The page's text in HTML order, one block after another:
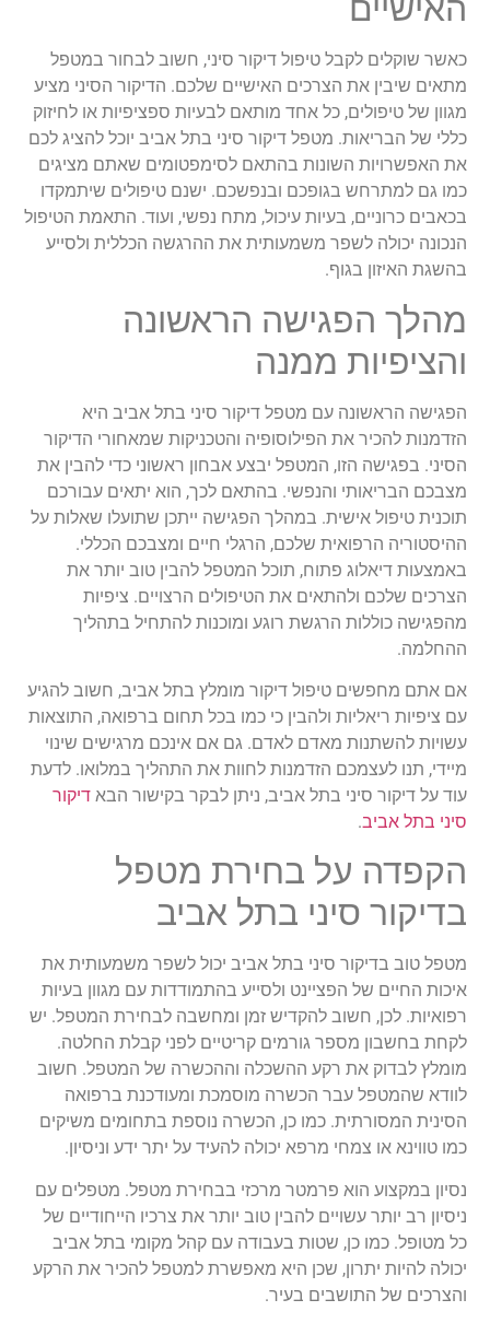
האישיים
כאשר שוקלים לקבל טיפול דיקור סיני, חשוב לבחור במטפל
מתאים שיבין את הצרכים האישיים שלכם. הדיקור הסיני מציע
מגוון של טיפולים, כל אחד מותאם לבעיות ספציפיות או לחיזוק
כללי של הבריאות. מטפל דיקור סיני בתל אביב יוכל להציג לכם
את האפשרויות השונות בהתאם לסימפטומים שאתם מציגים
כמו גם למתרחש בגופכם ובנפשכם. ישנם טיפולים שיתמקדו
בכאבים כרוניים, בעיות עיכול, מתח נפשי, ועוד. התאמת הטיפול
הנכונה יכולה לשפר משמעותית את ההרגשה הכללית ולסייע
בהשגת האיזון בגוף.
מהלך הפגישה הראשונה
והציפיות ממנה
הפגישה הראשונה עם מטפל דיקור סיני בתל אביב היא
הזדמנות להכיר את הפילוסופיה והטכניקות שמאחורי הדיקור
הסיני. בפגישה הזו, המטפל יבצע אבחון ראשוני כדי להבין את
מצבכם הבריאותי והנפשי. בהתאם לכך, הוא יתאים עבורכם
תוכנית טיפול אישית. במהלך הפגישה ייתכן שתועלו שאלות על
ההיסטוריה הרפואית שלכם, הרגלי חיים ומצבכם הכללי.
באמצעות דיאלוג פתוח, תוכל המטפל להבין טוב יותר את
הצרכים שלכם ולהתאים את הטיפולים הרצויים. ציפיות
מהפגישה כוללות הרגשת רוגע ומוכנות להתחיל בתהליך
ההחלמה.
אם אתם מחפשים טיפול דיקור מומלץ בתל אביב, חשוב להגיע
עם ציפיות ריאליות ולהבין כי כמו בכל תחום ברפואה, התוצאות
עשויות להשתנות מאדם לאדם. גם אם אינכם מרגישים שינוי
מיידי, תנו לעצמכם הזדמנות לחוות את התהליך במלואו. לדעת
עוד על דיקור סיני בתל אביב, ניתן לבקר בקישור הבא דיקור
סיני בתל אביב.
הקפדה על בחירת מטפל
בדיקור סיני בתל אביב
מטפל טוב בדיקור סיני בתל אביב יכול לשפר משמעותית את
איכות החיים של הפציינט ולסייע בהתמודדות עם מגוון בעיות
רפואיות. לכן, חשוב להקדיש זמן ומחשבה לבחירת המטפל. יש
לקחת בחשבון מספר גורמים קריטיים לפני קבלת החלטה.
מומלץ לבדוק את רקע ההשכלה וההכשרה של המטפל. חשוב
לוודא שהמטפל עבר הכשרה מוסמכת ומעודכנת ברפואה
הסינית המסורתית. כמו כן, הכשרה נוספת בתחומים משיקים
כמו טווינא או צמחי מרפא יכולה להעיד על יתר ידע וניסיון.
נסיון במקצוע הוא פרמטר מרכזי בבחירת מטפל. מטפלים עם
ניסיון רב יותר עשויים להבין טוב יותר את צרכיו הייחודיים של
כל מטופל. כמו כן, שטות בעבודה עם קהל מקומי בתל אביב
יכולה להיות יתרון, שכן היא מאפשרת למטפל להכיר את הרקע
והצרכים של התושבים בעיר.